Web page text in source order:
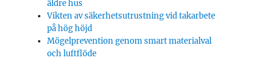
äldre hus
Vikten av säkerhetsutrustning vid takarbete
på hög höjd
Mögelprevention genom smart materialval
och luftflöde